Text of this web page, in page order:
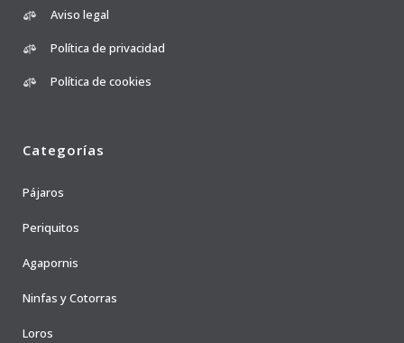
Aviso legal
Política de privacidad
Política de cookies
Categorías
Pájaros
Periquitos
Agapornis
Ninfas y Cotorras
Loros